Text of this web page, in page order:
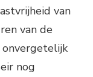
van
van de
onvergetelijk
nog